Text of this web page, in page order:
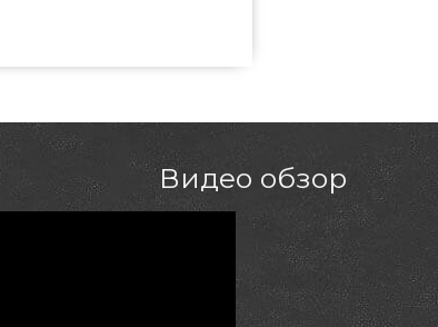
Грили на дровах в каталоге
Кропивницкий
Видео обзор